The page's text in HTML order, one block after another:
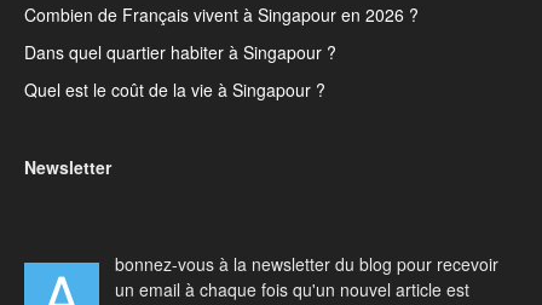
Combien de Français vivent à Singapour en 2026 ?
Dans quel quartier habiter à Singapour ?
Quel est le coût de la vie à Singapour ?
Newsletter
bonnez-vous à la newsletter du blog pour recevoir
un email à chaque fois qu'un nouvel article est